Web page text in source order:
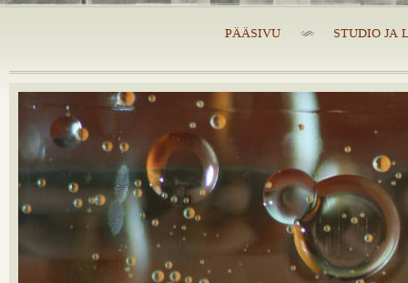
PÄÄSIVU STUDIO JA